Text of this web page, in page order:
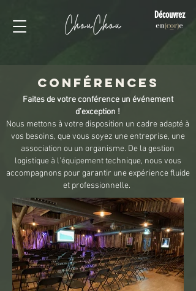
Découvrez
Conférences
Faites de votre conférence un événement
d’exception !
Nous mettons à votre disposition un cadre adapté à
vos besoins, que vous soyez une entreprise, une
association ou un organisme. De la gestion
logistique à l’équipement technique, nous vous
accompagnons pour garantir une expérience fluide
et professionnelle.